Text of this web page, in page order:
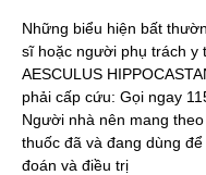
Những biểu hiện bất
sĩ hoặc người phụ trách y
AESCULUS
phải cấp cứu: Gọi ngay
Người nhà nên mang
thuốc đã và đang dùng
đoán và điều trị